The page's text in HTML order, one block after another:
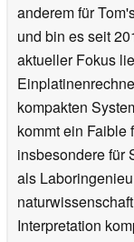
anderem für
und bin es seit
aktueller Fokus
kompakten
kommt ein Faible
insbesondere für
als
Interpretation